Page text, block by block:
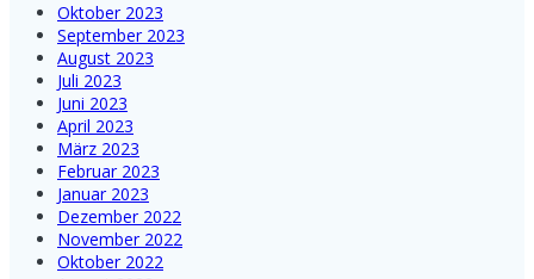
Oktober 2023
September 2023
August 2023
Juli 2023
Juni 2023
April 2023
März 2023
Februar 2023
Januar 2023
Dezember 2022
November 2022
Oktober 2022